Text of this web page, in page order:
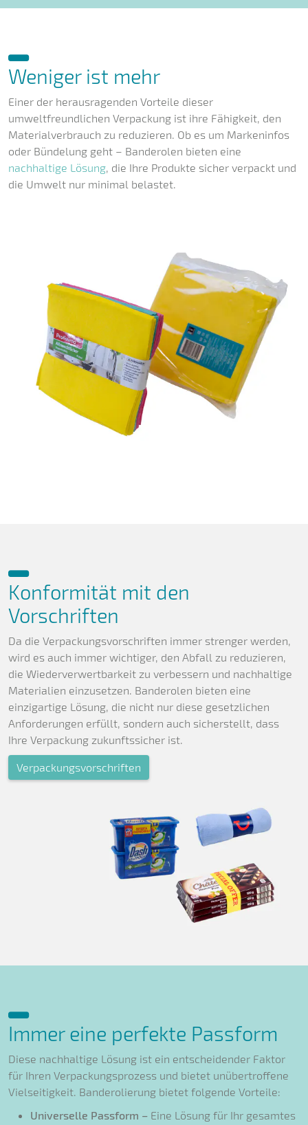
Weniger ist mehr
Einer der herausragenden Vorteile dieser
umweltfreundlichen Verpackung ist ihre Fähigkeit, den
Materialverbrauch zu reduzieren. Ob es um Markeninfos
oder Bündelung geht – Banderolen bieten eine
nachhaltige Lösung, die Ihre Produkte sicher verpackt und
die Umwelt nur minimal belastet.
Konformität mit den
Vorschriften
Da die Verpackungsvorschriften immer strenger werden,
wird es auch immer wichtiger, den Abfall zu reduzieren,
die Wiederverwertbarkeit zu verbessern und nachhaltige
Materialien einzusetzen. Banderolen bieten eine
einzigartige Lösung, die nicht nur diese gesetzlichen
Anforderungen erfüllt, sondern auch sicherstellt, dass
Ihre Verpackung zukunftssicher ist.
Verpackungsvorschriften
Immer eine perfekte Passform
Diese nachhaltige Lösung ist ein entscheidender Faktor
für Ihren Verpackungsprozess und bietet unübertroffene
Vielseitigkeit. Banderolierung bietet folgende Vorteile:
Universelle Passform – Eine Lösung für Ihr gesamtes